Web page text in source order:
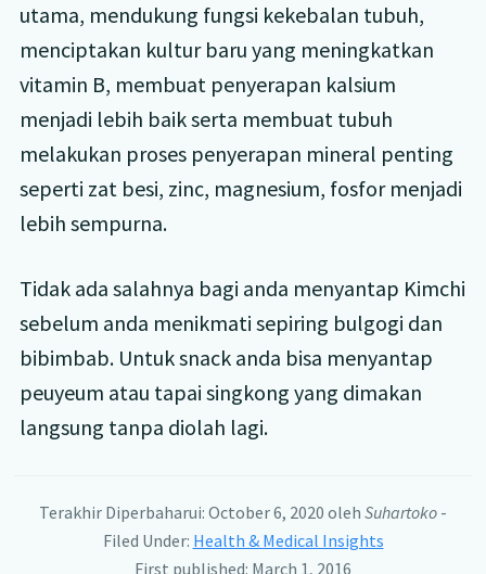
utama, mendukung fungsi kekebalan tubuh,
menciptakan kultur baru yang meningkatkan
vitamin B, membuat penyerapan kalsium
menjadi lebih baik serta membuat tubuh
melakukan proses penyerapan mineral penting
seperti zat besi, zinc, magnesium, fosfor menjadi
lebih sempurna.
Tidak ada salahnya bagi anda menyantap Kimchi
sebelum anda menikmati sepiring bulgogi dan
bibimbab. Untuk snack anda bisa menyantap
peuyeum atau tapai singkong yang dimakan
langsung tanpa diolah lagi.
Terakhir Diperbaharui: October 6, 2020 oleh Suhartoko -
Filed Under: Health & Medical Insights
First published: March 1, 2016